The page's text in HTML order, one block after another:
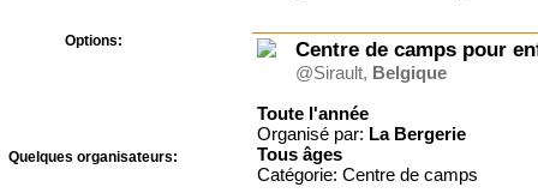
Options:
Quelques organisateurs:
Centre de camps pour
@Sirault, Belgique
Toute l'année
Organisé par: La Bergerie
Tous âges
Catégorie: Centre de camps